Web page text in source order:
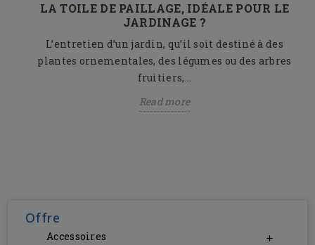
LA TOILE DE PAILLAGE, IDÉALE POUR LE
JARDINAGE ?
L’entretien d’un jardin, qu’il soit destiné à des
plantes ornementales, des légumes ou des arbres
fruitiers,...
Read more
Offre
Accessoires 